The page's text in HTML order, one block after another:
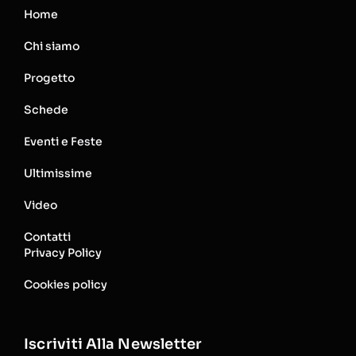
Home
Chi siamo
Progetto
Schede
Eventi e Feste
Ultimissime
Video
Contatti
Privacy Policy
Cookies policy
Iscriviti Alla Newsletter